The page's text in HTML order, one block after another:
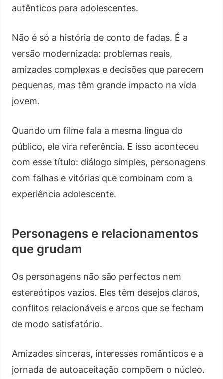
autênticos para adolescentes.
Não é só a história de conto de fadas. É a
versão modernizada: problemas reais,
amizades complexas e decisões que parecem
pequenas, mas têm grande impacto na vida
jovem.
Quando um filme fala a mesma língua do
público, ele vira referência. E isso aconteceu
com esse título: diálogo simples, personagens
com falhas e vitórias que combinam com a
experiência adolescente.
Personagens e relacionamentos
que grudam
Os personagens não são perfectos nem
estereótipos vazios. Eles têm desejos claros,
conflitos relacionáveis e arcos que se fecham
de modo satisfatório.
Amizades sinceras, interesses românticos e a
jornada de autoaceitação compõem o núcleo.